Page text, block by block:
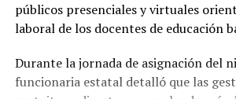
públicos presenciales y virtuales
laboral de los docentes de educación
Durante la jornada de asignación del
funcionaria estatal detalló que las